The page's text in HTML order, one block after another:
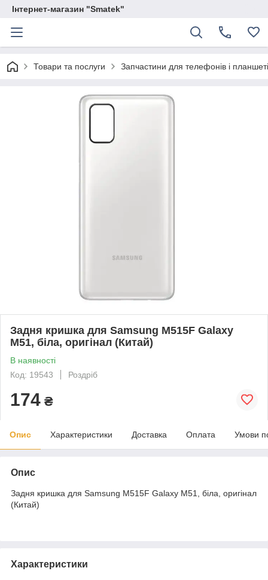
Інтернет-магазин "Smatek"
Товари та послуги Запчастини для телефонів і
Задня кришка для Samsung M515F Galaxy
M51, біла, оригінал (Китай)
В наявності
Код: 19543
Роздріб
174 ₴
Опис Характеристики Доставка Оплата Умови
Опис
Задня кришка для Samsung M515F Galaxy M51, біла, оригінал
(Китай)
Характеристики